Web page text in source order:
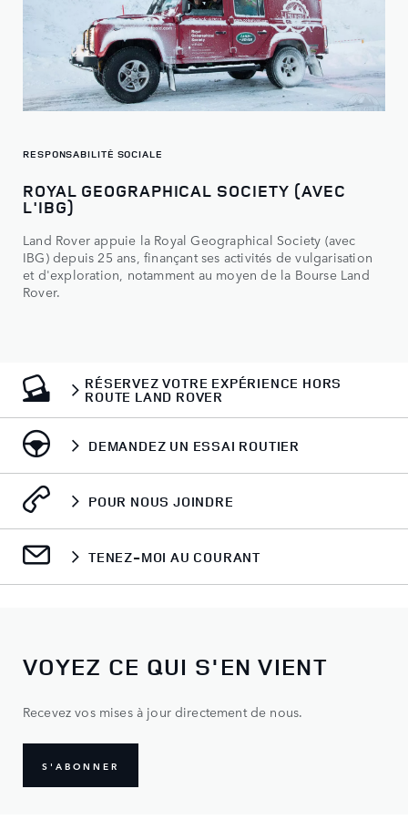
RESPONSABILITÉ SOCIALE
ROYAL GEOGRAPHICAL SOCIETY (AVEC
L'IBG)
Land Rover appuie la Royal Geographical Society (avec
IBG) depuis 25 ans, finançant ses activités de vulgarisation
et d'exploration, notamment au moyen de la Bourse Land
Rover.
RÉSERVEZ VOTRE EXPÉRIENCE HORS
ROUTE LAND ROVER
DEMANDEZ UN ESSAI ROUTIER
POUR NOUS JOINDRE
TENEZ-MOI AU COURANT
VOYEZ CE QUI S'EN VIENT
Recevez vos mises à jour directement de nous.
S'ABONNER